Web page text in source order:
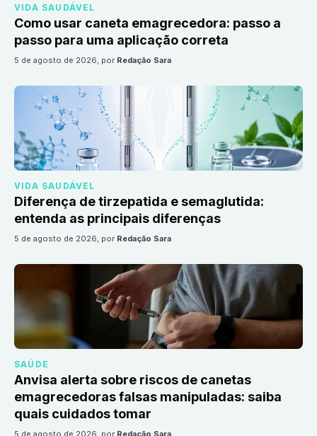
VIDA SAUDÁVEL
Como usar caneta emagrecedora: passo a
passo para uma aplicação correta
5 de agosto de 2026, por Redação Sara
VIDA SAUDÁVEL
Diferença de tirzepatida e semaglutida:
entenda as principais diferenças
5 de agosto de 2026, por Redação Sara
SAÚDE
Anvisa alerta sobre riscos de canetas
emagrecedoras falsas manipuladas: saiba
quais cuidados tomar